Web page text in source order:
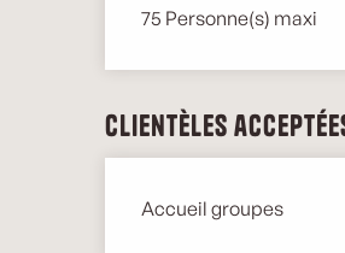
75 Personne(s) maxi
Clientèles
Accueil groupes